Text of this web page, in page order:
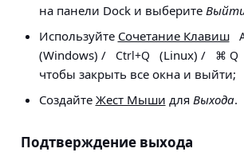
на панели Dock и выберите
Используйте Сочетание Клавиш
(Windows) / Ctrl+Q (Linux) / ⌘ Q
чтобы закрыть все окна и выйти;
Создайте Жест Мыши для Выхода.
Подтверждение выхода